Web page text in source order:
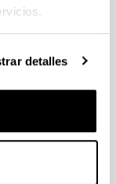
detalles
of
y
las